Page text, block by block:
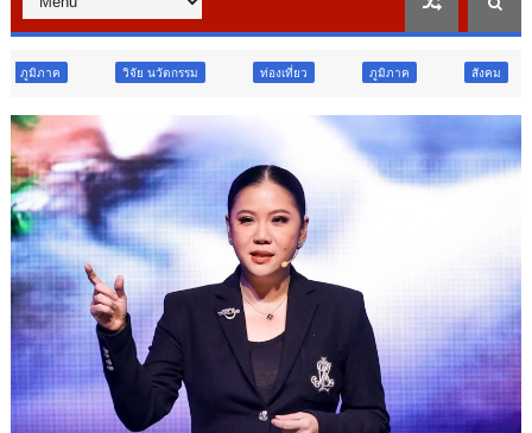
ย นวัตกรรม ท่องเที่ยว ภูมิภาค